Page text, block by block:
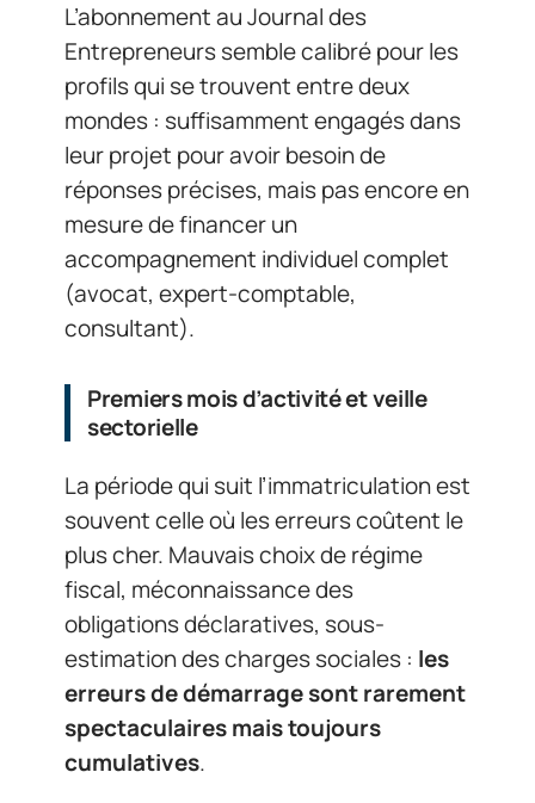
L’abonnement au Journal des
Entrepreneurs semble calibré pour les
profils qui se trouvent entre deux
mondes : suffisamment engagés dans
leur projet pour avoir besoin de
réponses précises, mais pas encore en
mesure de financer un
accompagnement individuel complet
(avocat, expert-comptable,
consultant).
Premiers mois d’activité et veille
sectorielle
La période qui suit l’immatriculation est
souvent celle où les erreurs coûtent le
plus cher. Mauvais choix de régime
fiscal, méconnaissance des
obligations déclaratives, sous-
estimation des charges sociales : les
erreurs de démarrage sont rarement
spectaculaires mais toujours
cumulatives.